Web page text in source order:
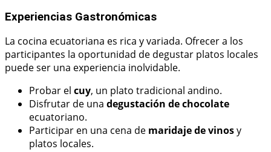
Experiencias Gastronómicas
La cocina ecuatoriana es rica y variada. Ofrecer a los
participantes la oportunidad de degustar platos locales
puede ser una experiencia inolvidable.
Probar el cuy, un plato tradicional andino.
Disfrutar de una degustación de chocolate
ecuatoriano.
Participar en una cena de maridaje de vinosy
platos locales.